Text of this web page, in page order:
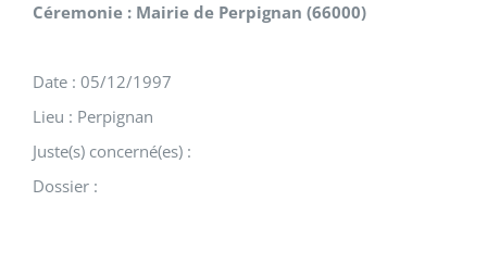
Céremonie : Mairie de Perpignan (66000)
Date : 05/12/1997
Lieu : Perpignan
Juste(s) concerné(es) :
Dossier :